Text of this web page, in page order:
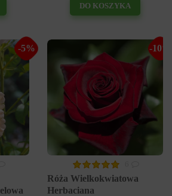
DO KOSZYKA
-5% -10%
Róża Wielkokwiatowa
Herbaciana